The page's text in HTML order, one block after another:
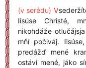
(v serédu) V
Iisúse Christé,
nikohdáže
mňí počiváj.
predážď mené
ostávi mené, jáko